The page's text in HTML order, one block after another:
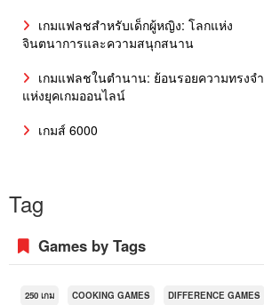
เกมแฟลชสำหรับเด็กผู้หญิง: โลกแห่ง
จินตนาการและความสนุกสนาน
เกมแฟลชในตำนาน: ย้อนรอยความทรงจำ
แห่งยุคเกมออนไลน์
เกมส์ 6000
Tag
Games by Tags
250 เกม COOKING GAMES DIFFERENCE GAMES